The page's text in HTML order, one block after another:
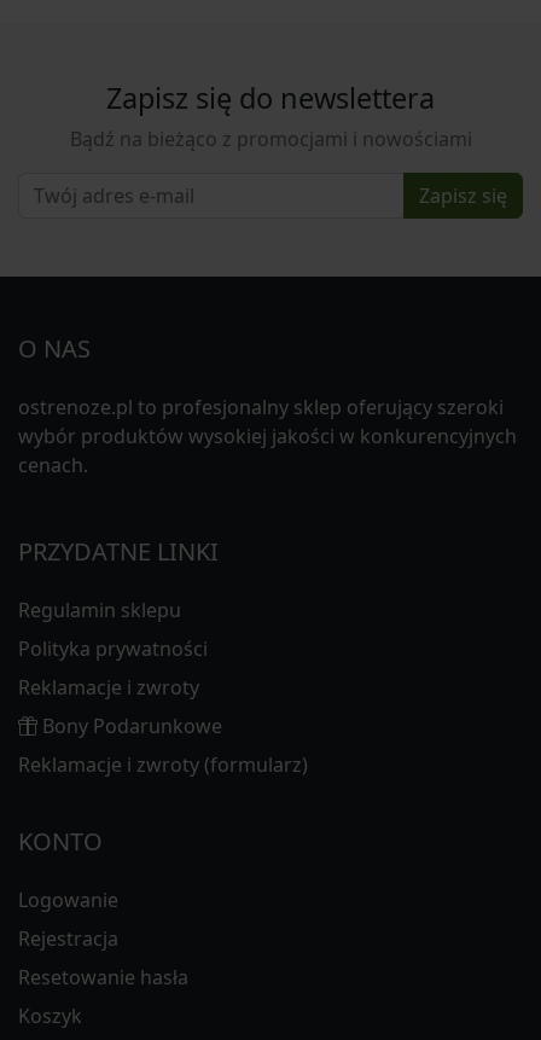
Zapisz się do newslettera
Bądź na bieżąco z promocjami i nowościami
Zapisz się
O NAS
ostrenoze.pl to profesjonalny sklep oferujący szeroki
wybór produktów wysokiej jakości w konkurencyjnych
cenach.
PRZYDATNE LINKI
Regulamin sklepu
Polityka prywatności
Reklamacje i zwroty
Bony Podarunkowe
Reklamacje i zwroty (formularz)
KONTO
Logowanie
Rejestracja
Resetowanie hasła
Koszyk